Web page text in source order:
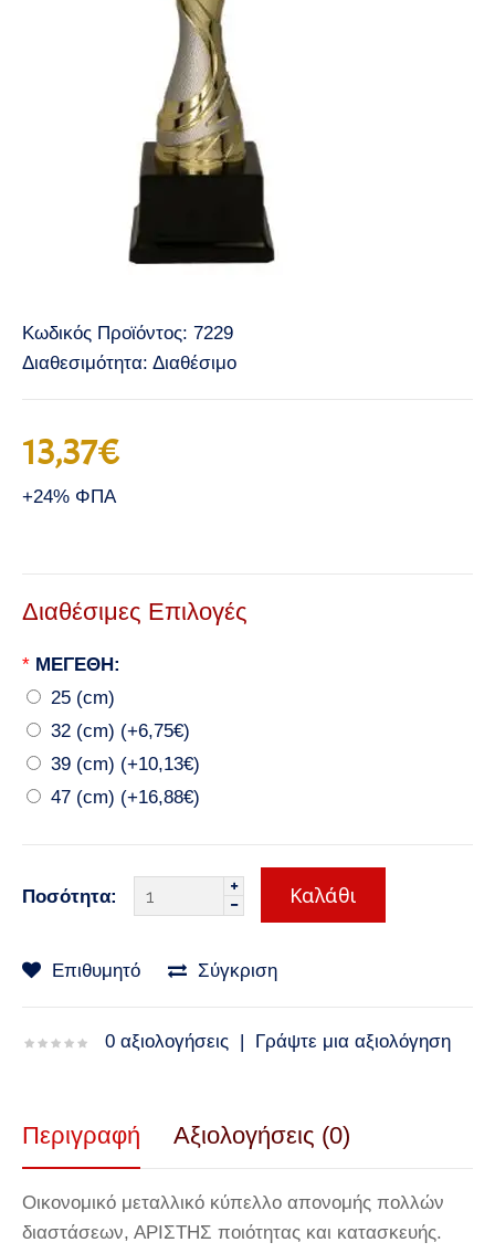
Κωδικός Προϊόντος: 7229
Διαθεσιμότητα: Διαθέσιμο
13,37€
+24% ΦΠΑ
Διαθέσιμες Επιλογές
* ΜΕΓΕΘΗ:
25 (cm)
32 (cm) (+6,75€)
39 (cm) (+10,13€)
47 (cm) (+16,88€)
Ποσότητα:
Επιθυμητό Σύγκριση
0 αξιολογήσεις Γράψτε μια αξιολόγηση
Περιγραφή Αξιολογήσεις (0)
Οικονομικό μεταλλικό κύπελλο απονομής πολλών
διαστάσεων, ΑΡΙΣΤΗΣ ποιότητας και κατασκευής.